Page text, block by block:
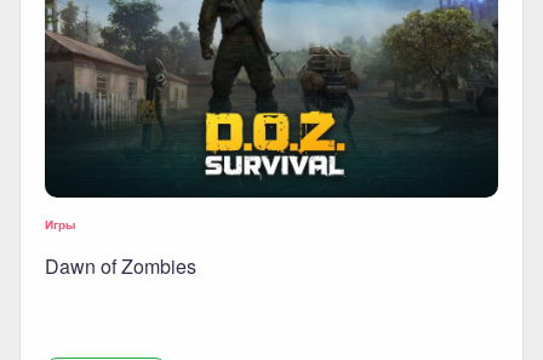
Игры
Dawn of Zombies